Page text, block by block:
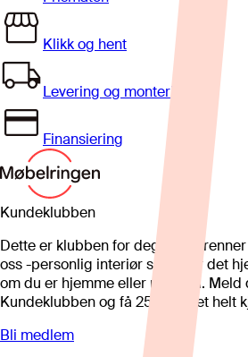
Klikk og hent
Levering og montering
Finansiering
Kundeklubben
Dette er klubben for deg som
oss -personlig interiør som gjør det
om du er hjemme eller på hytta. Meld
Kundeklubben og få 25%* på et helt
Bli medlem